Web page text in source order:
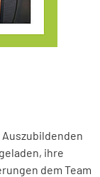
ihre
dem Team